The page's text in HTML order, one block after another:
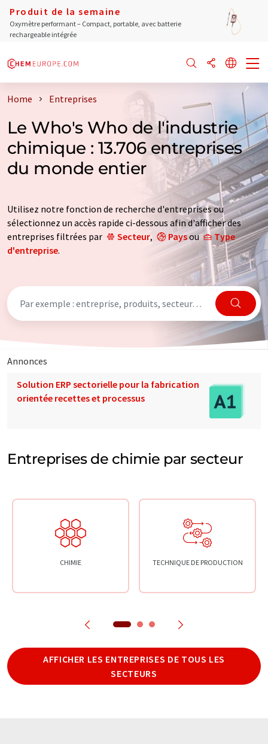
Produit de la semaine
Oxymètre performant – Compact, portable, avec batterie
rechargeable intégrée
Home Entreprises
Le Who's Who de l'industrie
chimique : 13.706 entreprises
du monde entier
Utilisez notre fonction de recherche d'entreprises ou
sélectionnez un accès rapide ci-dessous afin d'afficher des
entreprises filtrées par
Secteur, Paysou
Type
d'entreprise.
Annonces
Solution ERP sectorielle pour la fabrication
orientée recettes et processus
Entreprises de chimie par secteur
CHIMIE TECHNIQUE DE PRODUCTION
AFFICHER LES ENTREPRISES DE TOUS LES
SECTEURS